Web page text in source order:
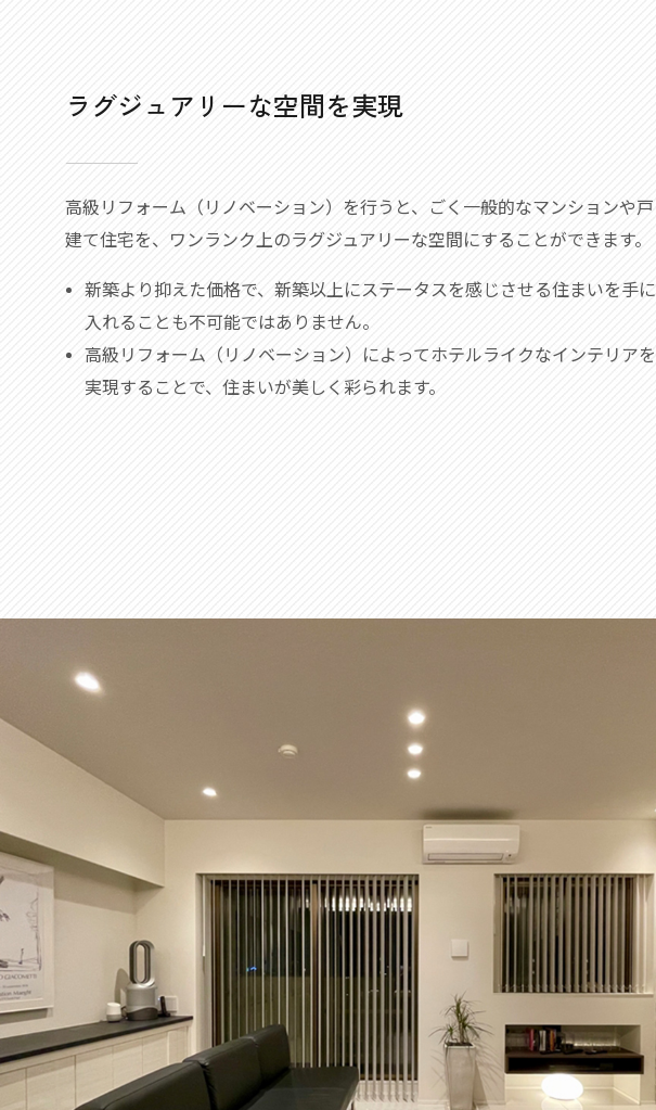
ラグジュアリーな空間を実現
高級リフォーム（リノベーション）を行うと、ごく一般的なマンションや戸
建て住宅を、ワンランク上のラグジュアリーな空間にすることができます。
新築より抑えた価格で、新築以上にステータスを感じさせる住まいを手に
入れることも不可能ではありません。
高級リフォーム（リノベーション）によってホテルライクなインテリアを
実現することで、住まいが美しく彩られます。